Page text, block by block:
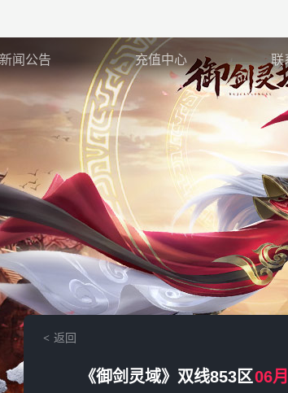
新闻公告 充值中心 联
返回
《御剑灵域》双线853区06